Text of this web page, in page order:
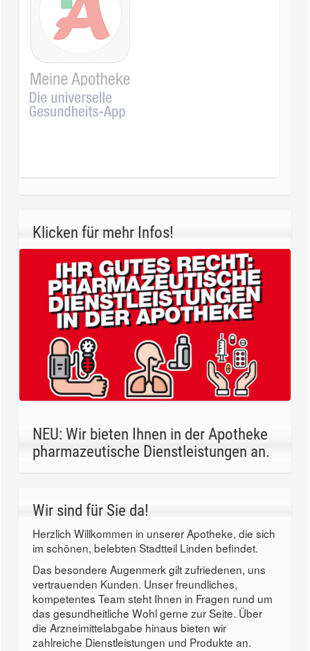
Klicken für mehr Infos!
NEU: Wir bieten Ihnen in der Apotheke
pharmazeutische Dienstleistungen an.
Wir sind für Sie da!
Herzlich Willkommen in unserer Apotheke, die sich
im schönen, belebten Stadtteil Linden befindet.
Das besondere Augenmerk gilt zufriedenen, uns
vertrauenden Kunden. Unser freundliches,
kompetentes Team steht Ihnen in Fragen rund um
das gesundheitliche Wohl gerne zur Seite. Über
die Arzneimittelabgabe hinaus bieten wir
zahlreiche Dienstleistungen und Produkte an.